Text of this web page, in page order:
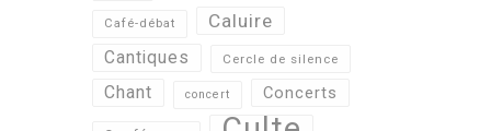
Café-débat Caluire
Cantiques Cercle de silence
Chant concert Concerts